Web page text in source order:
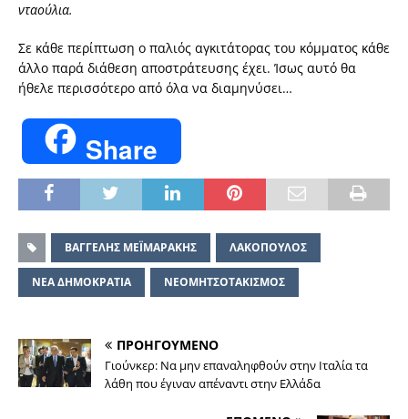
νταούλια.
Σε κάθε περίπτωση ο παλιός αγκιτάτορας του κόμματος κάθε
άλλο παρά διάθεση αποστράτευσης έχει. Ίσως αυτό θα
ήθελε περισσότερο από όλα να διαμηνύσει…
Share
ΒΑΓΓΕΛΗΣ ΜΕΪΜΑΡΑΚΗΣ ΛΑΚΟΠΟΥΛΟΣ
ΝΕΑ ΔΗΜΟΚΡΑΤΙΑ ΝΕΟΜΗΤΣΟΤΑΚΙΣΜΟΣ
ΠΡΟΗΓΟΥΜΕΝΟ
Γιούνκερ: Να μην επαναληφθούν στην Ιταλία τα
λάθη που έγιναν απέναντι στην Ελλάδα